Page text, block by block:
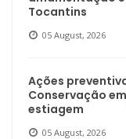
Tocantins
05 August, 2026
Ações
Conservação
estiagem
05 August, 2026